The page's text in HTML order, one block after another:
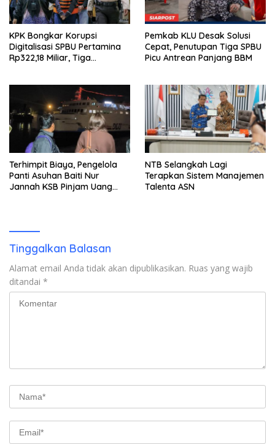
KPK Bongkar Korupsi
Digitalisasi SPBU Pertamina
Rp322,18 Miliar, Tiga
Pemkab KLU Desak Solusi
Cepat, Penutupan Tiga SPBU
Picu Antrean Panjang BBM
Terhimpit Biaya, Pengelola
Panti Asuhan Baiti Nur
Jannah KSB Pinjam Uang
NTB Selangkah Lagi
Terapkan Sistem Manajemen
Talenta ASN
Tinggalkan Balasan
Alamat email Anda tidak akan dipublikasikan. Ruas yang wajib
ditandai *